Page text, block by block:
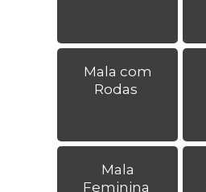
Mala com
Rodas
Mala
Feminina